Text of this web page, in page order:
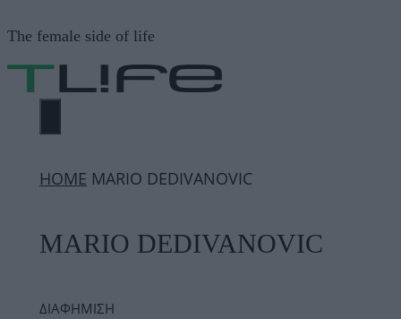
σε
περιεχόμενο
The female side of life
ΜΕΝΟΎ
ΗΟΜΕ MARIO DEDIVANOVIC
MARIO DEDIVANOVIC
ΔΙΑΦΗΜΙΣΗ